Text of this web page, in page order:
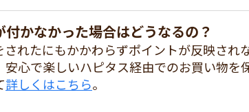
かなかった場合はどうなるの？
れたにもかかわらずポイントが反映され
心で楽しいハピタス経由でのお買い物を
詳しくはこちら。